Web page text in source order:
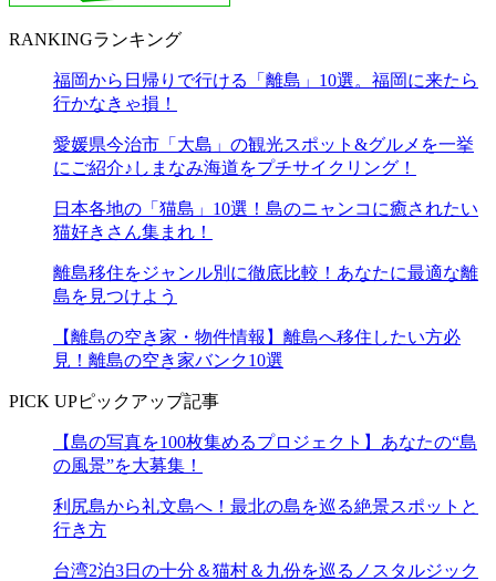
RANKINGランキング
福岡から日帰りで行ける「離島」10選。福岡に来たら
行かなきゃ損！
愛媛県今治市「大島」の観光スポット&グルメを一挙
にご紹介♪しまなみ海道をプチサイクリング！
日本各地の「猫島」10選！島のニャンコに癒されたい
猫好きさん集まれ！
離島移住をジャンル別に徹底比較！あなたに最適な離
島を見つけよう
【離島の空き家・物件情報】離島へ移住したい方必
見！離島の空き家バンク10選
PICK UPピックアップ記事
【島の写真を100枚集めるプロジェクト】あなたの“島
の風景”を大募集！
利尻島から礼文島へ！最北の島を巡る絶景スポットと
行き方
台湾2泊3日の十分＆猫村＆九份を巡るノスタルジック